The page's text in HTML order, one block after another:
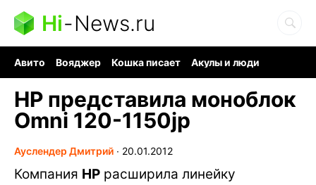
Hi-News.ru
Авито Вояджер Кошка писает
Акулы и люди
HP представила моноблок
Omni 120-1150jp
Ауслендер Дмитрий ∙ 20.01.2012
Компания HP расширила линейку